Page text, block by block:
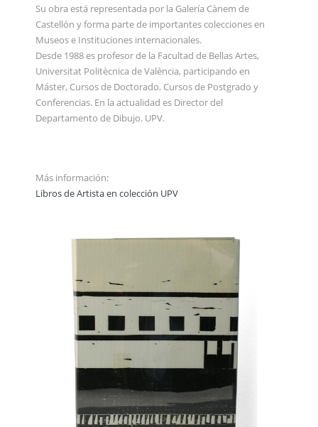
Su obra está representada por la Galería Cànem de
Castellón y forma parte de importantes colecciones en
Museos e Instituciones internacionales.
Desde 1988 es profesor de la Facultad de Bellas Artes,
Universitat Politècnica de València, participando en
Máster, Cursos de Doctorado, Cursos de Postgrado y
Conferencias. En la actualidad es Director del
Departamento de Dibujo. UPV.
Más información:
Libros de Artista en colección UPV